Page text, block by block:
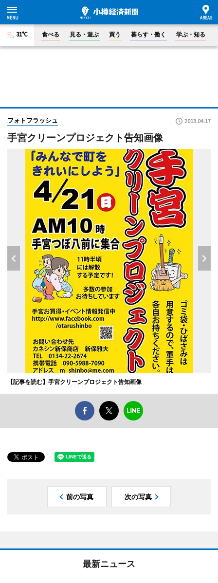
31°C 食べる 見る・遊ぶ 買う 暮らす・働く 学ぶ・知る
フォトフラッシュ 2013.04.17
手宮クリーンプロジェクト告知画像
【記事を読む】手宮クリーンプロジェクト告知画像
前の写真 次の写真
最新ニュース